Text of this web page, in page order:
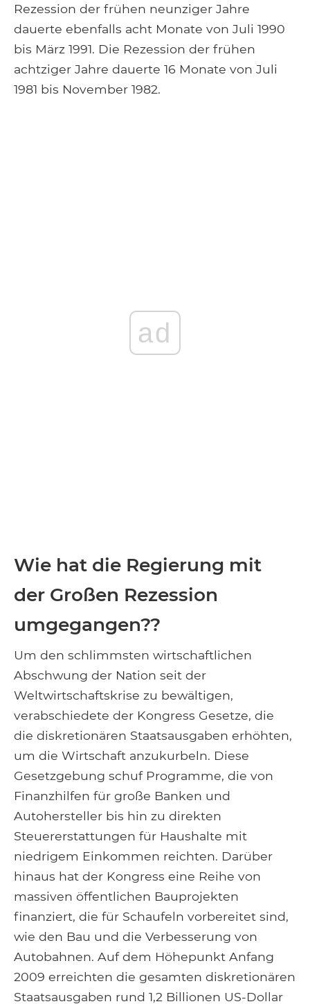
Rezession der frühen neunziger Jahre
dauerte ebenfalls acht Monate von Juli 1990
bis März 1991. Die Rezession der frühen
achtziger Jahre dauerte 16 Monate von Juli
1981 bis November 1982.
ad
Wie hat die Regierung mit
der Großen Rezession
umgegangen??
Um den schlimmsten wirtschaftlichen
Abschwung der Nation seit der
Weltwirtschaftskrise zu bewältigen,
verabschiedete der Kongress Gesetze, die
die diskretionären Staatsausgaben erhöhten,
um die Wirtschaft anzukurbeln. Diese
Gesetzgebung schuf Programme, die von
Finanzhilfen für große Banken und
Autohersteller bis hin zu direkten
Steuererstattungen für Haushalte mit
niedrigem Einkommen reichten. Darüber
hinaus hat der Kongress eine Reihe von
massiven öffentlichen Bauprojekten
finanziert, die für Schaufeln vorbereitet sind,
wie den Bau und die Verbesserung von
Autobahnen. Auf dem Höhepunkt Anfang
2009 erreichten die gesamten diskretionären
Staatsausgaben rund 1,2 Billionen US-Dollar